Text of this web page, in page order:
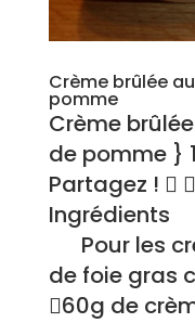
Crème brûlée
pomme
Crème
de pomme }
Partagez ! 
Pour les
de foie gras
60g de